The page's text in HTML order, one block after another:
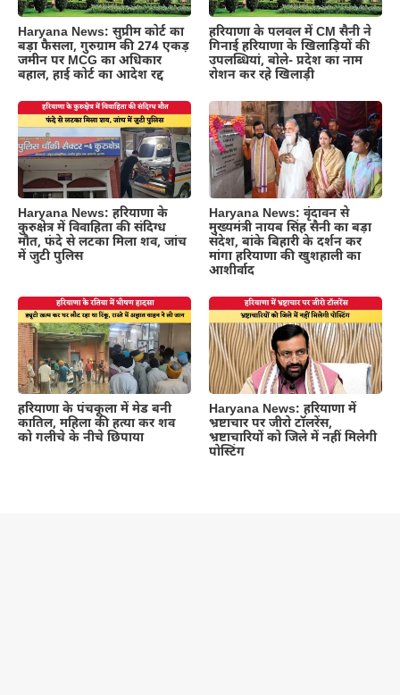
Haryana News: सुप्रीम कोर्ट का
बड़ा फैसला, गुरुग्राम की 274 एकड़
जमीन पर MCG का अधिकार
बहाल, हाई कोर्ट का आदेश रद्द
हरियाणा के पलवल में CM सैनी ने
गिनाई हरियाणा के खिलाड़ियों की
उपलब्धियां, बोले- प्रदेश का नाम
रोशन कर रहे खिलाड़ी
Haryana News: हरियाणा के
कुरुक्षेत्र में विवाहिता की संदिग्ध
मौत, फंदे से लटका मिला शव, जांच
में जुटी पुलिस
Haryana News: वृंदावन से
मुख्यमंत्री नायब सिंह सैनी का बड़ा
संदेश, बांके बिहारी के दर्शन कर
मांगा हरियाणा की खुशहाली का
आशीर्वाद
हरियाणा के पंचकूला में मेड बनी
कातिल, महिला की हत्या कर शव
को गलीचे के नीचे छिपाया
Haryana News: हरियाणा में
भ्रष्टाचार पर जीरो टॉलरेंस,
भ्रष्टाचारियों को जिले में नहीं मिलेगी
पोस्टिंग